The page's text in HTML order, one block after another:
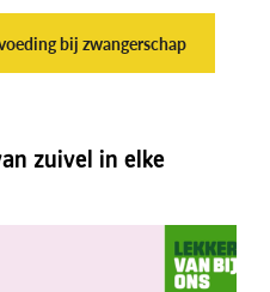
bij zwangerschap
zuivel in elke